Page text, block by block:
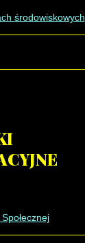
środowiskowych